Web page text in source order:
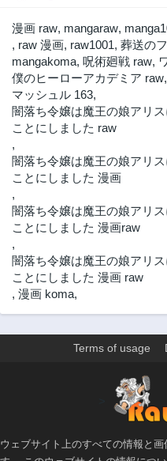
漫画 raw, mangaraw,
, raw 漫画, raw1001, 葬送の
mangakoma, 呪術廻戦 raw,
僕のヒーローアカデミア raw,
マッシュル 163,
闇落ち令嬢は魔王の娘アリ
ことにしました raw
,
闇落ち令嬢は魔王の娘アリ
ことにしました 漫画
,
闇落ち令嬢は魔王の娘アリ
ことにしました 漫画raw
,
闇落ち令嬢は魔王の娘アリ
ことにしました 漫画 raw
, 漫画 koma,
Terms of usage
ウェブサイト上のすべての情報と